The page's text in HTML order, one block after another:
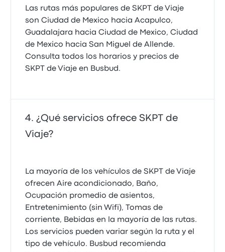
Las rutas más populares de SKPT de Viaje
son Ciudad de Mexico hacia Acapulco,
Guadalajara hacia Ciudad de Mexico, Ciudad
de Mexico hacia San Miguel de Allende.
Consulta todos los horarios y precios de
SKPT de Viaje en Busbud.
¿Qué servicios ofrece SKPT de
Viaje?
La mayoría de los vehículos de SKPT de Viaje
ofrecen Aire acondicionado, Baño,
Ocupación promedio de asientos,
Entretenimiento (sin Wifi), Tomas de
corriente, Bebidas en la mayoría de las rutas.
Los servicios pueden variar según la ruta y el
tipo de vehículo. Busbud recomienda